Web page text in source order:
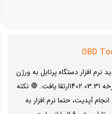
نرم افزار دستگاه پرتابل به ورژن
1.44.00مورخه 1402.03.31ارتقا یافت. 🛑 نکته
انجام آپدیت، حتما نرم افزار به